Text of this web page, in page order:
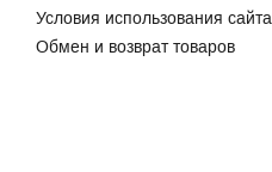
Условия использования сайта
Обмен и возврат товаров